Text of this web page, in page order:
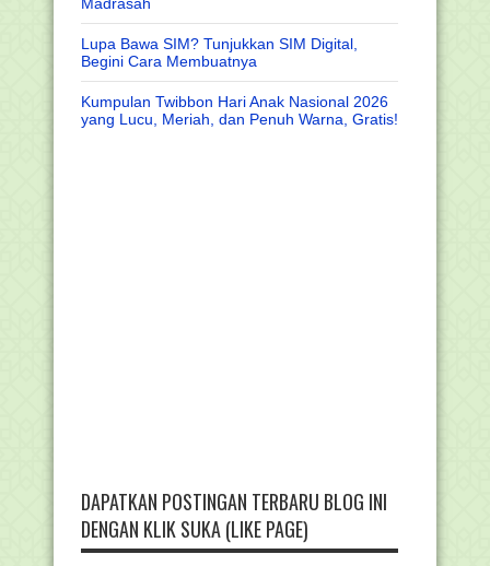
Lupa Bawa SIM? Tunjukkan SIM Digital,
Begini Cara Membuatnya
Kumpulan Twibbon Hari Anak Nasional 2026
yang Lucu, Meriah, dan Penuh Warna, Gratis!
DAPATKAN POSTINGAN TERBARU BLOG INI
DENGAN KLIK SUKA (LIKE PAGE)